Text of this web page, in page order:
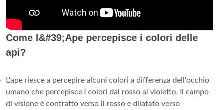
Come l&#39;Ape percepisce i colori delle
api?
L'ape riesce a percepire alcuni colori a differenza dell'occhio
umano che percepisce i colori dal rosso al violetto. Il campo
di visione è contratto verso il rosso e dilatato verso